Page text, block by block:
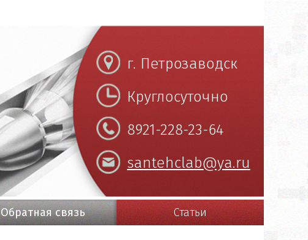
г. Петрозаводск
Круглосуточно
8921-228-23-64
santehclab@ya.ru
Обратная связь Статьи